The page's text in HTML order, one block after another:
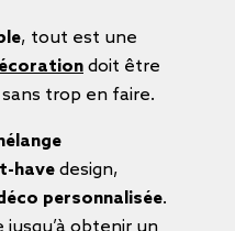
, tout est une
doit être
trop en faire.
have design,
personnalisée.